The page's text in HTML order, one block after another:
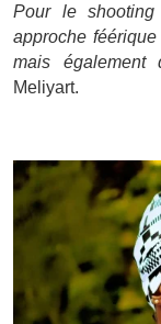
Pour le
approche
mais également
Meliyart.